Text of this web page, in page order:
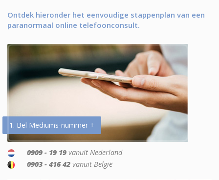
Ontdek hieronder het eenvoudige stappenplan van een
paranormaal online telefoonconsult.
1. Bel Mediums-nummer +
0909 - 19 19 vanuit Nederland
0903 - 416 42 vanuit België